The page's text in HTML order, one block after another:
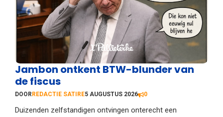
Jambon ontkent BTW-blunder van
de fiscus
DOOR REDACTIE SATIRE5 AUGUSTUS 2026 0
Duizenden zelfstandigen ontvingen onterecht een